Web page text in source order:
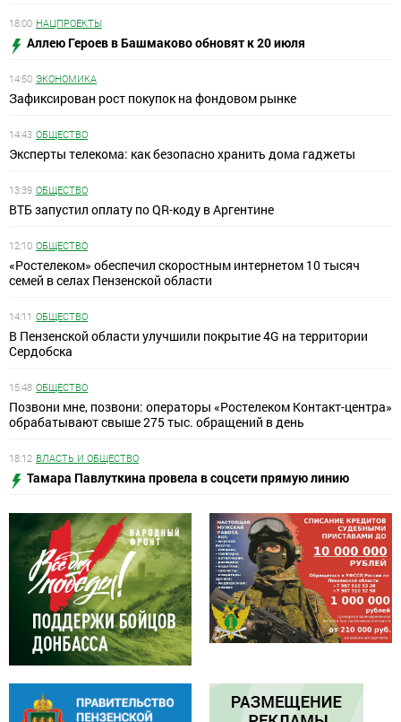
18:00 НАЦПРОЕКТЫ
Аллею Героев в Башмаково обновят к 20 июля
14:50 ЭКОНОМИКА
Зафиксирован рост покупок на фондовом рынке
14:43 ОБЩЕСТВО
Эксперты телекома: как безопасно хранить дома гаджеты
13:39 ОБЩЕСТВО
ВТБ запустил оплату по QR-коду в Аргентине
12:10 ОБЩЕСТВО
«Ростелеком» обеспечил скоростным интернетом 10 тысяч
семей в селах Пензенской области
14:11 ОБЩЕСТВО
В Пензенской области улучшили покрытие 4G на территории
Сердобска
15:48 ОБЩЕСТВО
Позвони мне, позвони: операторы «Ростелеком Контакт-центра»
обрабатывают свыше 275 тыс. обращений в день
18:12 ВЛАСТЬ И ОБЩЕСТВО
Тамара Павлуткина провела в соцсети прямую линию